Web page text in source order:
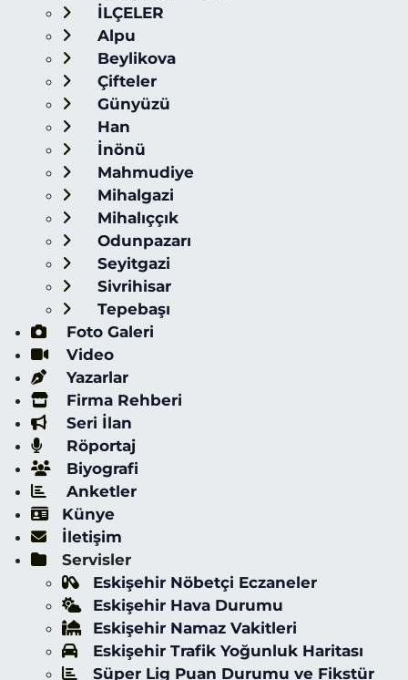
İLÇELER
Alpu
Beylikova
Çifteler
Günyüzü
Han
İnönü
Mahmudiye
Mihalgazi
Mihalıççık
Odunpazarı
Seyitgazi
Sivrihisar
Tepebaşı
Foto Galeri
Video
Yazarlar
Firma Rehberi
Seri İlan
Röportaj
Biyografi
Anketler
Künye
İletişim
Servisler
Eskişehir Nöbetçi Eczaneler
Eskişehir Hava Durumu
Eskişehir Namaz Vakitleri
Eskişehir Trafik Yoğunluk Haritası
Süper Lig Puan Durumu ve Fikstür